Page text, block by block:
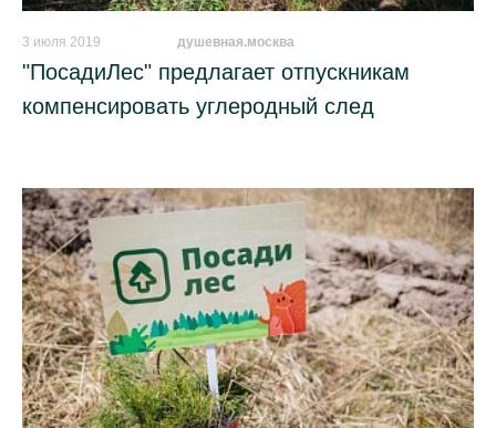
3 июля 2019 душевная.москва
"ПосадиЛес" предлагает отпускникам
компенсировать углеродный след